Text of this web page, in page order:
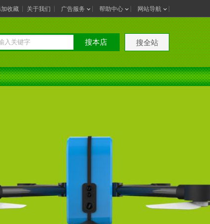
收藏 关于我们 广告服务 帮助中心 网站导航
搜本店 搜全站